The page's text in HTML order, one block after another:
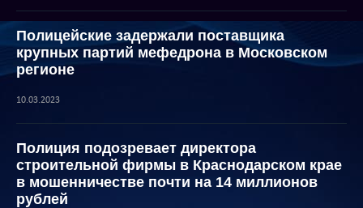
Полицейские задержали поставщика
крупных партий мефедрона в Московском
регионе
10.03.2023
Полиция подозревает директора
строительной фирмы в Краснодарском крае
в мошенничестве почти на 14 миллионов
рублей